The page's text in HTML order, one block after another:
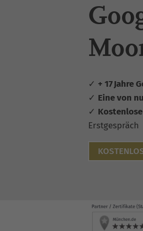
✓ + 17 Jahre
✓ Eine von
✓
Erstgespräch